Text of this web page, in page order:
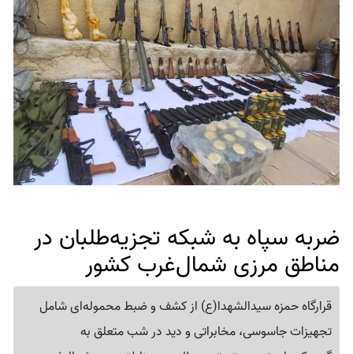
ضربه سپاه به شبکه تجزیه‌طلبان در
مناطق مرزی شمال‌غرب کشور
قرارگاه حمزه سیدالشهدا(ع) از کشف و ضبط محموله‌ای شامل
تجهیزات جاسوسی، مخابراتی و دید در شب متعلق به